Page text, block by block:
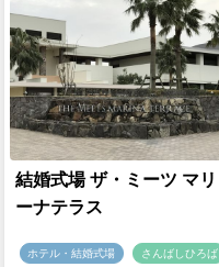
結婚式場 ザ・ミーツ マリ
ーナテラス
ホテル・結婚式場 さんばしひろば